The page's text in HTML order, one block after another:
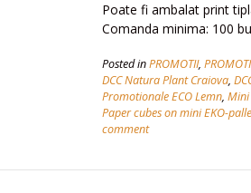
Poate fi ambalat print
Comanda minima: 100
Posted inPROMOTII,
DCC Natura Plant Craiova,
Promotionale ECO Lemn,Mini
Paper cubes on mini EKO-
comment